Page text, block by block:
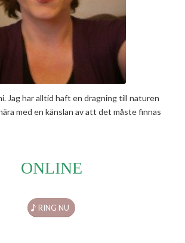
Jag har alltid haft en dragning till naturen
med en känslan av att det måste finnas
ONLINE
RING NU